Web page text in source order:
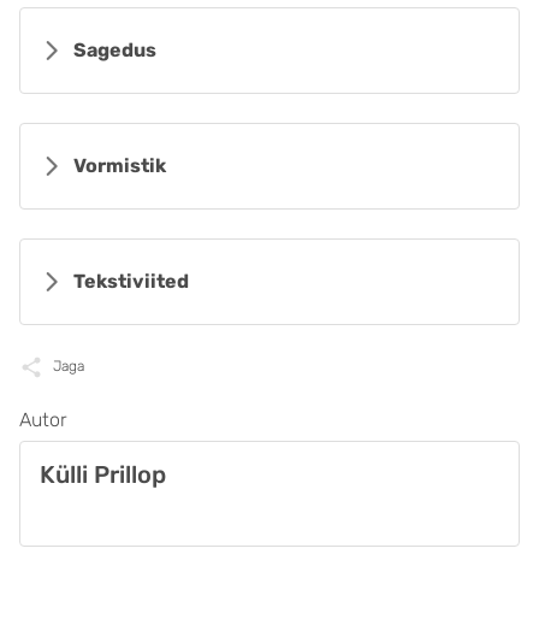
Sagedus
Vormistik
Tekstiviited
Jaga
Autor
Külli Prillop